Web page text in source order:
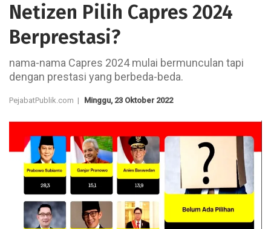
Netizen Pilih Capres 2024
Berprestasi?
nama-nama Capres 2024 mulai bermunculan tapi
dengan prestasi yang berbeda-beda.
PejabatPublik.com | Minggu, 23 Oktober 2022